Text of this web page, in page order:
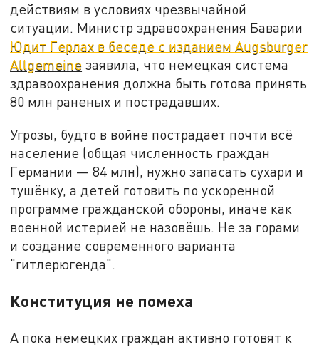
действиям в условиях чрезвычайной
ситуации. Министр здравоохранения Баварии
Юдит Герлах в беседе с изданием Augsburger
Allgemeine заявила, что немецкая система
здравоохранения должна быть готова принять
80 млн раненых и пострадавших.
Угрозы, будто в войне пострадает почти всё
население (общая численность граждан
Германии — 84 млн), нужно запасать сухари и
тушёнку, а детей готовить по ускоренной
программе гражданской обороны, иначе как
военной истерией не назовёшь. Не за горами
и создание современного варианта
"гитлерюгенда".
Конституция не помеха
А пока немецких граждан активно готовят к